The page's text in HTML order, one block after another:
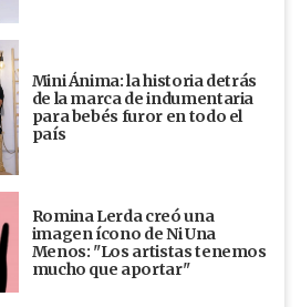
Mini Ánima: la historia detrás
de la marca de indumentaria
para bebés furor en todo el
país
Romina Lerda creó una
imagen ícono de Ni Una
Menos: "Los artistas tenemos
mucho que aportar"